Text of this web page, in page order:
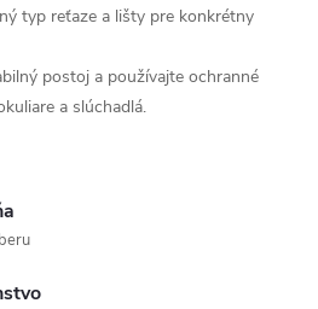
typ reťaze a lišty pre konkrétny
postoj a používajte ochranné
a slúchadlá.